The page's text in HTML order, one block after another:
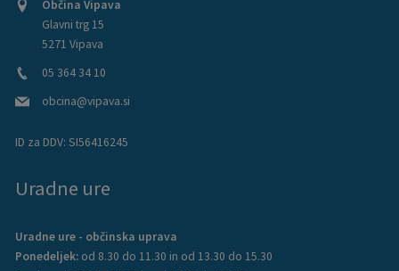
Občina Vipava
Glavni trg 15
5271 Vipava
05 364 34 10
obcina@vipava.si
ID za DDV: SI56416245
Uradne ure
Uradne ure - občinska uprava
Ponedeljek: od 8.30 do 11.30 in od 13.30 do 15.30